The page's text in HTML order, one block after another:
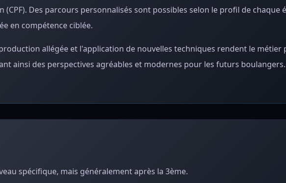
Des parcours personnalisés sont possibles selon le profil de chaque
en compétence ciblée.
allégée et l'application de nouvelles techniques rendent le métier
ainsi des perspectives agréables et modernes pour les futurs boulangers.
spécifique, mais généralement après la 3ème.